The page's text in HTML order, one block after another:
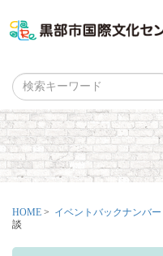
HOME > イベントバックナンバー
談